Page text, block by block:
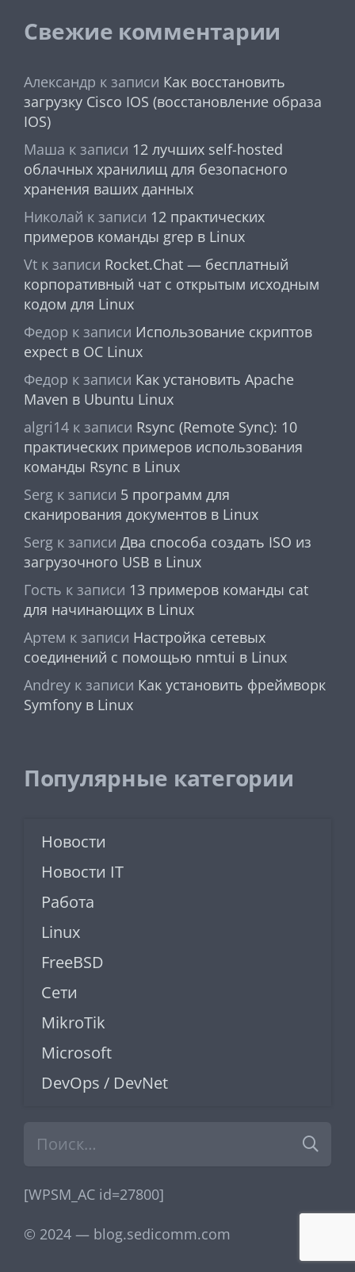
Свежие комментарии
Александр к записи Как восстановить
загрузку Cisco IOS (восстановление образа
IOS)
Маша к записи 12 лучших self-hosted
облачных хранилищ для безопасного
хранения ваших данных
Николай к записи 12 практических
примеров команды grep в Linux
Vt к записи Rocket.Chat — бесплатный
корпоративный чат с открытым исходным
кодом для Linux
Федор к записи Использование скриптов
expect в ОС Linux
Федор к записи Как установить Apache
Maven в Ubuntu Linux
algri14 к записи Rsync (Remote Sync): 10
практических примеров использования
команды Rsync в Linux
Serg к записи 5 программ для
сканирования документов в Linux
Serg к записи Два способа создать ISO из
загрузочного USB в Linux
Гость к записи 13 примеров команды cat
для начинающих в Linux
Артем к записи Настройка сетевых
соединений с помощью nmtui в Linux
Andrey к записи Как установить фреймворк
Symfony в Linux
Популярные категории
Новости
Новости IT
Работа
Linux
FreeBSD
Сети
MikroTik
Microsoft
DevOps / DevNet
[WPSM_AC id=27800]
© 2024 — blog.sedicomm.com